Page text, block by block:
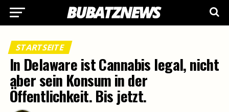
STARTSEITE
In Delaware ist Cannabis legal, nicht
aber sein Konsum in der
Öffentlichkeit. Bis jetzt.